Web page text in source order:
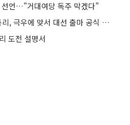
선언…"거대여당 독주 막겠다"
에두아르 필리프 佛 전 총리, 극우에 맞서 대선 출마 공식 선언
도전 설명서